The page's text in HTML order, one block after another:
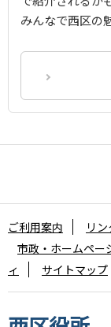
みんなで西区の
ご利用案内 リ
市政・ホームペー
ィ
サイトマップ